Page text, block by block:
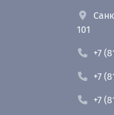
101
+7
+7
+7